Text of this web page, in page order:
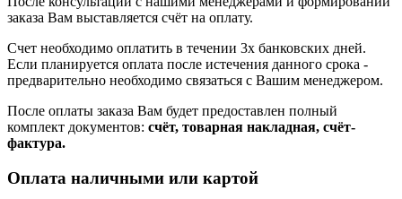
заказа Вам выставляется счёт на оплату.
Счет необходимо оплатить в течении 3х банковских дней.
Если планируется оплата после истечения данного срока -
предварительно необходимо связаться с Вашим менеджером.
После оплаты заказа Вам будет предоставлен полный
комплект документов: счёт, товарная накладная, счёт-
фактура.
Оплата наличными или картой